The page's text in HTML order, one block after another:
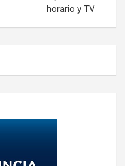
horario y TV